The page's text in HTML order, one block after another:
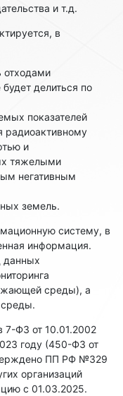
и т.д.
в
отходами
делиться по
показателей
радиоактивному
и
тяжелыми
негативным
земель.
систему, в
информация.
данных
среды), а
7-ФЗ от 10.01.2002
году (450-ФЗ от
ПП РФ №329
организаций
с 01.03.2025.